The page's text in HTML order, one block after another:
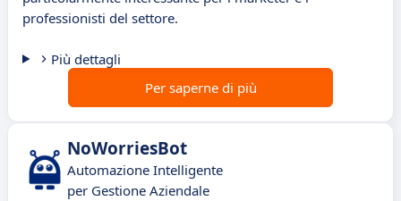
professionisti del settore.
Più dettagli
Per saperne di più
NoWorriesBot
Automazione Intelligente
per Gestione Aziendale